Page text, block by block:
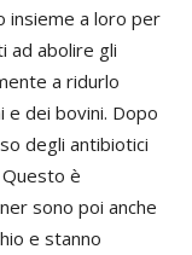
insieme a loro per
ad abolire gli
a ridurlo
e dei bovini. Dopo
degli antibiotici
è
sono poi anche
e stanno